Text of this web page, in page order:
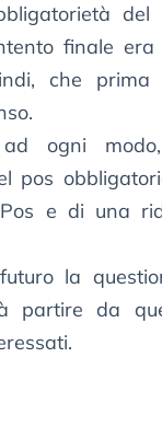
finale
che
ad ogni
pos
e di una
la
partire da